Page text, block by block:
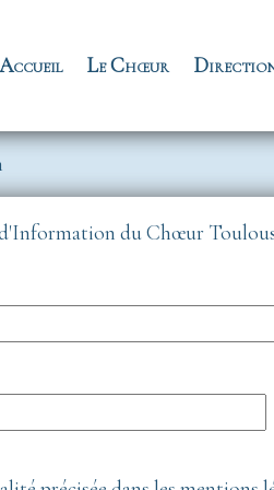
Navigation
Accueil Le Chœur
du Chœur